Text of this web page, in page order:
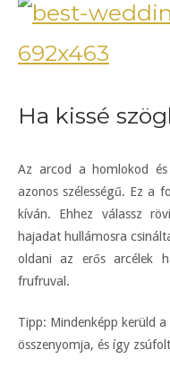
Ha kissé
Az arcod a homlokod és
azonos szélességű. Ez a
kíván. Ehhez válassz
hajadat hullámosra
oldani az erős arcélek
frufruval.
Tipp: Mindenképp kerüld
összenyomja, és így